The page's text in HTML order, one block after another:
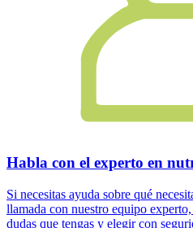
Habla con el experto en
Si necesitas ayuda sobre qué
llamada con nuestro equipo
dudas que tengas y elegir con